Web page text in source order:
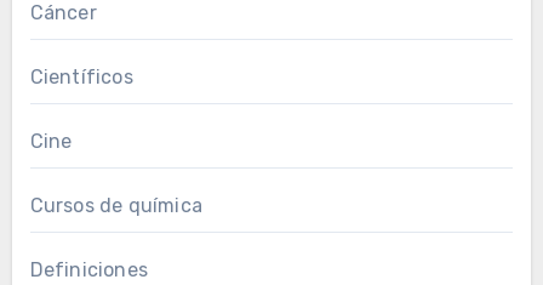
Cáncer
Científicos
Cine
Cursos de química
Definiciones